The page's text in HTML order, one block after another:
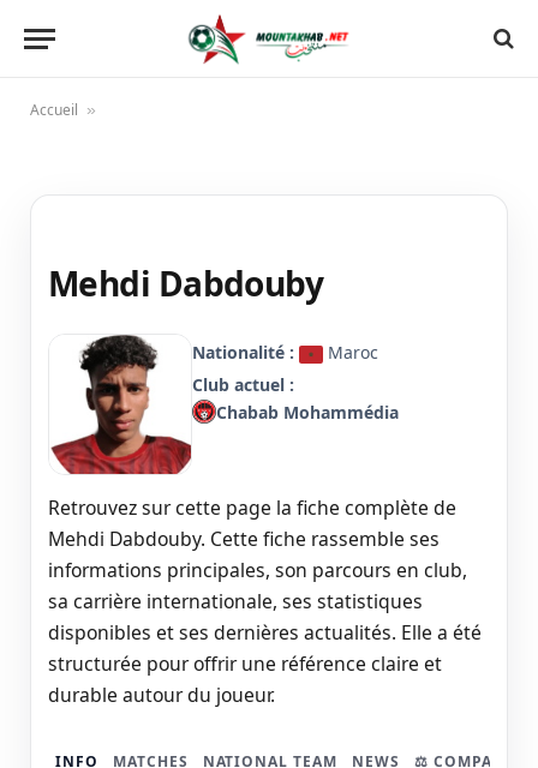
Accueil »
Mehdi Dabdouby
Nationalité :
Maroc
Club actuel :
Chabab Mohammédia
Retrouvez sur cette page la fiche complète de
Mehdi Dabdouby. Cette fiche rassemble ses
informations principales, son parcours en club,
sa carrière internationale, ses statistiques
disponibles et ses dernières actualités. Elle a été
structurée pour offrir une référence claire et
durable autour du joueur.
INFO MATCHES NATIONAL TEAM NEWS ⚖️ COMPARER